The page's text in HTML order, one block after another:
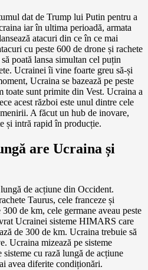
dat de Trump lui Putin pentru a
iar în ultima perioadă, armata
atacuri din ce în ce mai
cu peste 600 de drone și rachete
poată lansa simultan cel puțin
Ucrainei îi vine foarte greu să-și
Ucraina se bazează pe peste
toate sunt primite din Vest. Ucraina a
acest război este unul dintre cele
A făcut un hub de inovare,
și intră rapid în producție.
are Ucraina și
de acțiune din Occident.
Taurus, cele franceze și
de km, cele germane aveau peste
Ucrainei sisteme HIMARS care
de 300 de km. Ucraina trebuie să
Ucraina mizează pe sisteme
cu rază lungă de acțiune
avea diferite condiționări.